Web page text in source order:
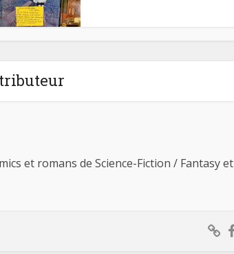
et romans de Science-Fiction / Fantasy et